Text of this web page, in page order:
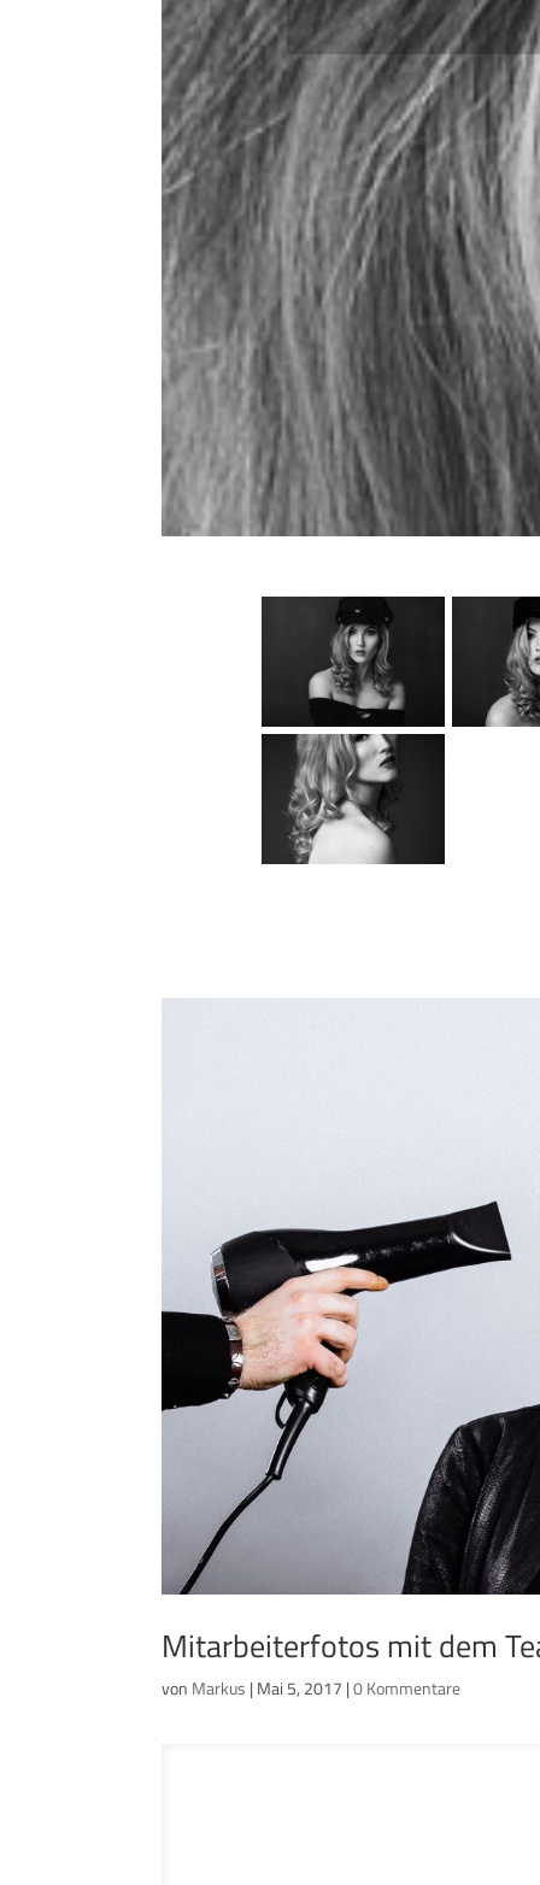
Mitarbeiterfotos mit dem
von Markus | Mai 5, 2017 |0 Kommentare